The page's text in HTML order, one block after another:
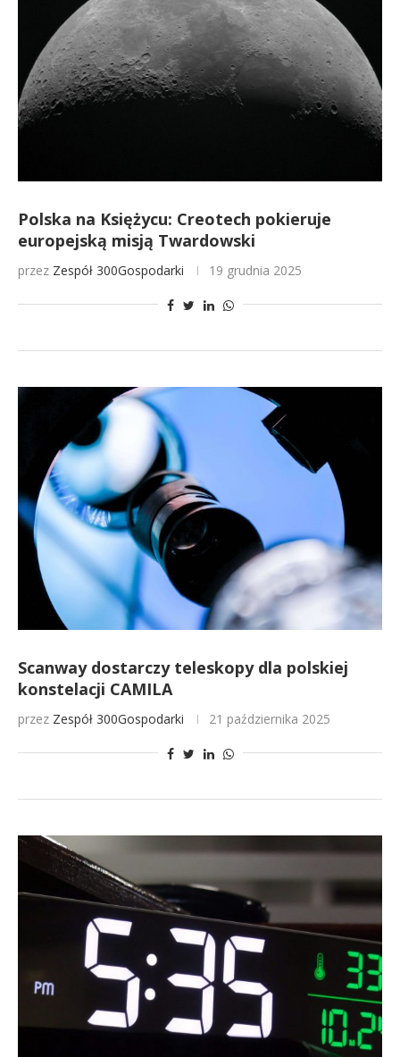
Polska na Księżycu: Creotech pokieruje
europejską misją Twardowski
przez Zespół 300Gospodarki 19 grudnia 2025
Scanway dostarczy teleskopy dla polskiej
konstelacji CAMILA
przez Zespół 300Gospodarki 21 października 2025